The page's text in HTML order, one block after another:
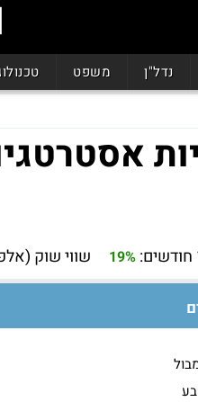
נדל"ן משפט
19% שווי שוק